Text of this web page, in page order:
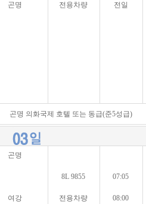
곤명 전용차량 전일
곤명 의화국제 호텔 또는 동급(준5성급)
곤명
여강
8L 9855
전용차량
07:05
08:00